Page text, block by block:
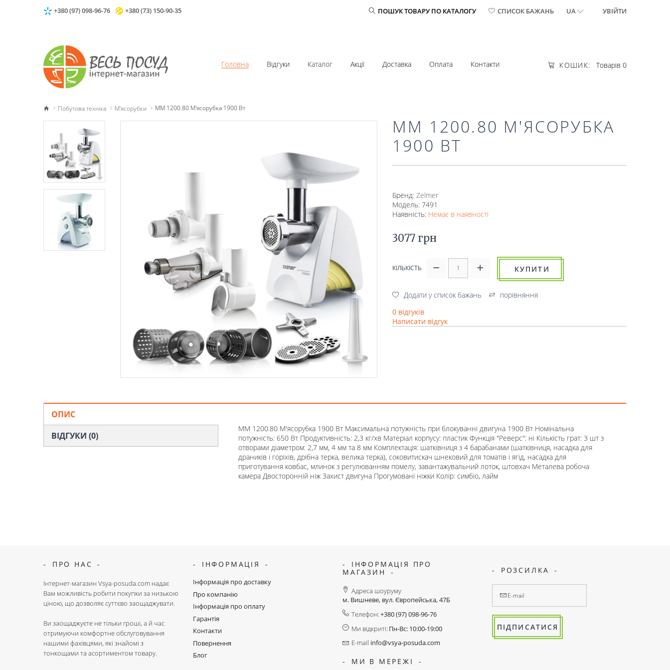
+380 (97) 098-96-76 +380 (73) 150-90-35 ПОШУК ТОВАРУ ПО КАТАЛОГУ СПИСОК БАЖАНЬ UA УВІЙТИ
КОШИК: Товарів 0
Головна Відгуки Каталог Акції Доставка Оплата Контакти
Побутова техніка М'ясорубки MM 1200.80 М'ясорубка 1900 Вт
MM 1200.80 М'ЯСОРУБКА
1900 ВТ
Бренд: Zelmer
Модель: 7491
Наявність: Немає в наявності
3077 грн
КІЛЬКІСТЬ КУПИТИ
Додати у список бажань
порівняння
0 відгуків
Написати відгук
ОПИС
ВІДГУКИ (0)
MM 1200.80 М'ясорубка 1900 Вт Максимальна потужність при блокуванні двигуна 1900 Вт Номінальна
потужність: 650 Вт Продуктивність: 2,3 кг/хв Матеріал корпусу: пластик Функція "Реверс": ні Кількість грат: 3 шт з
отворами діаметром: 2,7 мм, 4 мм та 8 мм Комплектація: шатківниця з 4 барабанами (шатківниця, насадка для
драників і горіхів, дрібна терка, велика терка), соковитискач шнековий для томатів і ягід, насадка для
приготування ковбас, млинок з регулюванням помелу, завантажувальний лоток, штовхач Металева робоча
камера Двосторонній ніж Захист двигуна Прогумовані ніжки Колір: симбіо, лайм
ПРО НАС
Інтернет-магазин Vsya-posuda.com надає
Вам можливість робити покупки за низькою
ціною, що дозволяє суттєво заощаджувати.
Ви заощаджуєте не тільки гроші, а й час
отримуючи комфортне обслуговування
нашими фахівцями, які знайомі з
тонкощами та асортиментом товару.
ІНФОРМАЦІЯ
Інформація про доставку
Про компанію
Інформація про оплату
Гарантія
Контакти
Повернення
Блог
ІНФОРМАЦІЯ ПРО
МАГАЗИН
Адреса шоуруму
м. Вишневе, вул. Європейська, 47Б
Телефон:+380 (97) 098-96-76
Ми відкриті: Пн-Вс: 10:00-19:00
E-mail info@vsya-posuda.com
МИ В МЕРЕЖІ
РОЗСИЛКА
ПІДПИСАТИСЯ